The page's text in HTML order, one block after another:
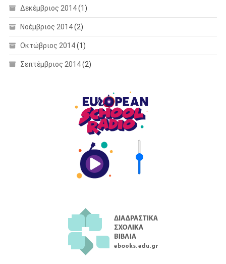
Δεκέμβριος 2014(1)
Νοέμβριος 2014(2)
Οκτώβριος 2014(1)
Σεπτέμβριος 2014(2)